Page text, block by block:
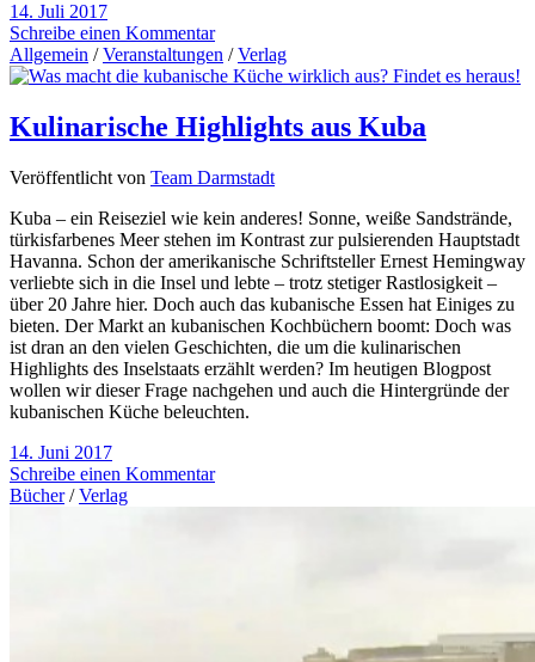
14. Juli 2017
Schreibe einen Kommentar
Allgemein /Veranstaltungen /Verlag
Kulinarische Highlights aus Kuba
Veröffentlicht von Team Darmstadt
Kuba – ein Reiseziel wie kein anderes! Sonne, weiße Sandstrände,
türkisfarbenes Meer stehen im Kontrast zur pulsierenden Hauptstadt
Havanna. Schon der amerikanische Schriftsteller Ernest Hemingway
verliebte sich in die Insel und lebte – trotz stetiger Rastlosigkeit –
über 20 Jahre hier. Doch auch das kubanische Essen hat Einiges zu
bieten. Der Markt an kubanischen Kochbüchern boomt: Doch was
ist dran an den vielen Geschichten, die um die kulinarischen
Highlights des Inselstaats erzählt werden? Im heutigen Blogpost
wollen wir dieser Frage nachgehen und auch die Hintergründe der
kubanischen Küche beleuchten.
14. Juni 2017
Schreibe einen Kommentar
Bücher/Verlag